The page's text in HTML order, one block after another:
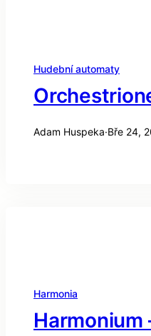
Hudební automaty
Adam Huspeka·Bře 24,
Harmonia
Harmonium